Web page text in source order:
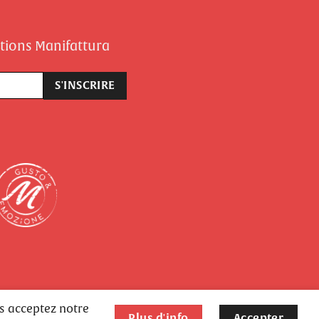
Manifattura
acceptez notre